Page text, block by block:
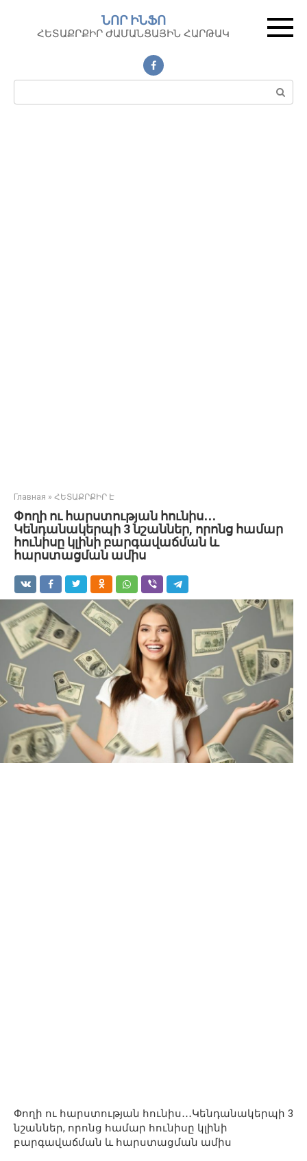
контенту
ՆՈՐ ԻՆՖՈ
ՀԵՏԱՔՐՔԻՐ ԺԱՄԱՆՑԱՅԻՆ ՀԱՐԹԱԿ
Поиск:
Главная » ՀԵՏԱՔՐՔԻՐ Է
Փողի ու հարստության հունիս․․․
Կենդանակերպի 3 նշաններ, որոնց համար
հունիսը կլինի բարգավաճման և
հարստացման ամիս
Փողի ու հարստության հունիս․․․Կենդանակերպի 3
նշաններ, որոնց համար հունիսը կլինի
բարգավաճման և հարստացման ամիս